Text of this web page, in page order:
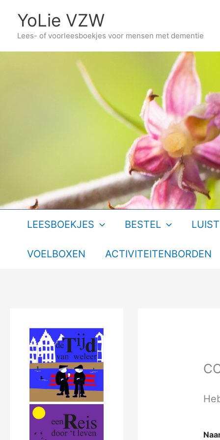
YoLie VZW
Lees- of voorleesboekjes voor mensen met dementie
LEESBOEKJES BESTEL
VOELBOXEN ACTIVITEITENBORDEN
f